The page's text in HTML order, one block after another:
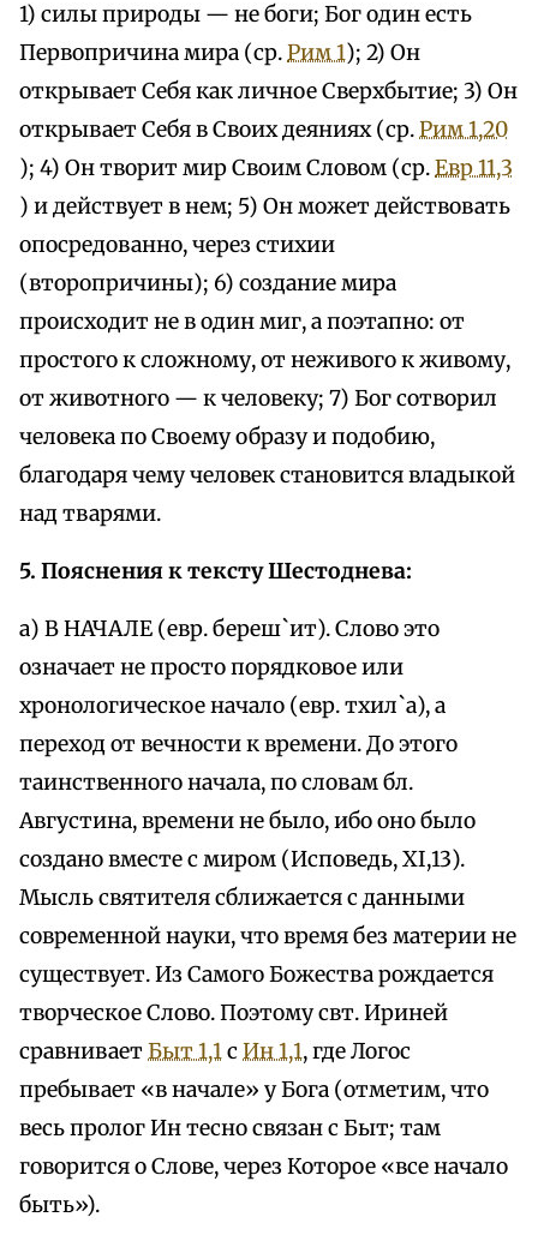
1) силы природы — не боги; Бог один есть
Первопричина мира (ср.Рим 1); 2) Он
открывает Себя как личное Сверхбытие; 3) Он
открывает Себя в Своих деяниях (ср.Рим 1,20
); 4) Он творит мир Своим Словом (ср.Евр 11,3
) и действует в нем; 5) Он может действовать
опосредованно, через стихии
(второпричины); 6) создание мира
происходит не в один миг, а поэтапно: от
простого к сложному, от неживого к живому,
от животного — к человеку; 7) Бог сотворил
человека по Своему образу и подобию,
благодаря чему человек становится владыкой
над тварями.
5. Пояснения к тексту Шестоднева:
а) В НАЧАЛЕ (евр. береш`ит). Слово это
означает не просто порядковое или
хронологическое начало (евр. тхил`а), а
переход от вечности к времени. До этого
таинственного начала, по словам бл.
Августина, времени не было, ибо оно было
создано вместе с миром (Исповедь, XI,13).
Мысль святителя сближается с данными
современной науки, что время без материи не
существует. Из Самого Божества рождается
творческое Слово. Поэтому свт. Ириней
сравниваетБыт 1,1сИн 1,1, где Логос
пребывает «в начале» у Бога (отметим, что
весь пролог Ин тесно связан с Быт; там
говорится о Слове, через Которое «все начало
быть»).